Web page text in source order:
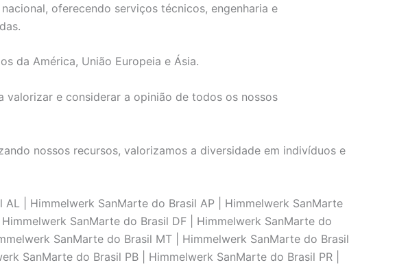
oferecendo serviços técnicos, engenharia e
da América, União Europeia e Ásia.
e considerar a opinião de todos os nossos
nossos recursos, valorizamos a diversidade em indivíduos e
| Himmelwerk SanMarte do Brasil AP | Himmelwerk SanMarte
SanMarte do Brasil DF | Himmelwerk SanMarte do
SanMarte do Brasil MT | Himmelwerk SanMarte do Brasil
SanMarte do Brasil PB | Himmelwerk SanMarte do Brasil PR |